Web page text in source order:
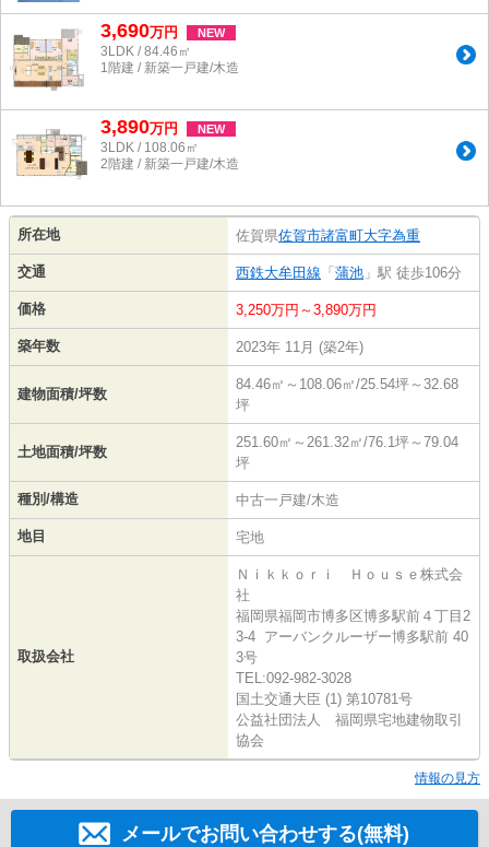
3,690万円 NEW
3LDK / 84.46㎡
1階建 / 新築一戸建/木造
3,890万円 NEW
3LDK / 108.06㎡
2階建 / 新築一戸建/木造
所在地 佐賀県佐賀市諸富町大字為重
交通 西鉄大牟田線 「 蒲池 」駅 徒歩106分
価格 3,250万円～3,890万円
築年数 2023年 11月 (築2年)
建物面積/坪数
84.46㎡～108.06㎡/25.54坪～32.68
坪
土地面積/坪数
251.60㎡～261.32㎡/76.1坪～79.04
坪
種別/構造 中古一戸建/木造
地目 宅地
取扱会社
Ｎｉｋｋｏｒｉ Ｈｏｕｓｅ株式会
社
福岡県福岡市博多区博多駅前４丁目2
3-4 アーバンクルーザー博多駅前 40
3号
TEL:092-982-3028
国土交通大臣 (1) 第10781号
公益社団法人 福岡県宅地建物取引
協会
情報の見方
メールでお問い合わせする(無料)